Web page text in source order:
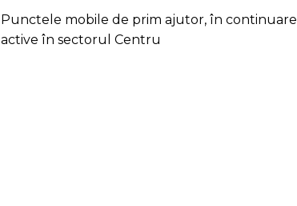
Punctele mobile de prim ajutor, în continuare
active în sectorul Centru